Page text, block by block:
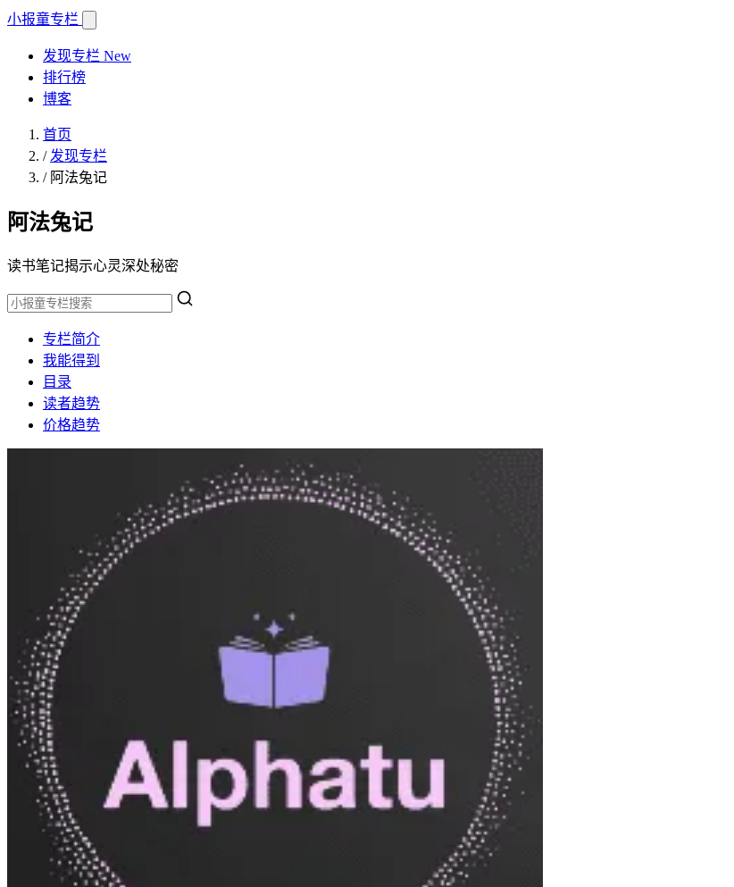
小报童专栏
发现专栏 New
排行榜
博客
首页
/ 发现专栏
/ 阿法兔记
阿法兔记
读书笔记揭示心灵深处秘密
专栏简介
我能得到
目录
读者趋势
价格趋势